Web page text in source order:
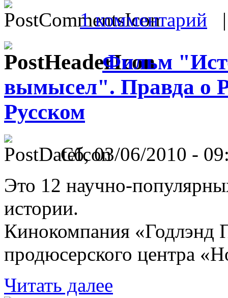
1 комментарий
Фильм
вымысел". Правда о
Русском
Сб, 03/06/2010 -
Это 12 научно-
истории.
Кинокомпания «Годлэнд
продюсерского центра
Читать далее